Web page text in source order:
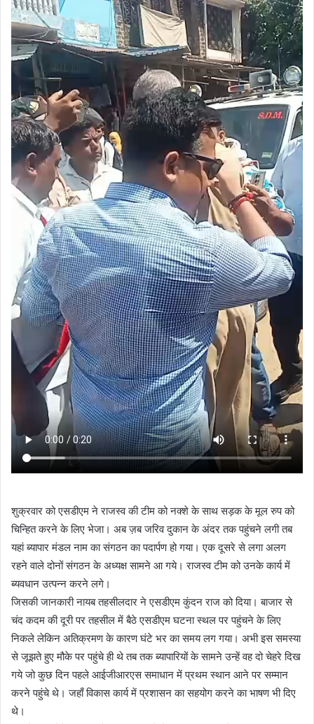
शुक्रवार को एसडीएम ने राजस्व की टीम को नक्शे के साथ सड़क के मूल रुप को
चिन्हित करने के लिए भेजा। अब ज़ब जरिव दुकान के अंदर तक पहुंचने लगी तब
यहां ब्यापार मंडल नाम का संगठन का पदार्पण हो गया। एक दूसरे से लगा अलग
रहने वाले दोनों संगठन के अध्यक्ष सामने आ गये। राजस्व टीम को उनके कार्य में
ब्यवधान उत्पन्न करने लगे।
जिसकी जानकारी नायब तहसीलदार ने एसडीएम कुंदन राज को दिया। बाजार से
चंद कदम की दूरी पर तहसील में बैठे एसडीएम घटना स्थल पर पहुंचने के लिए
निकले लेकिन अतिक्रमण के कारण घंटे भर का समय लग गया। अभी इस समस्या
से जूझते हुए मौके पर पहुंचे ही थे तब तक ब्यापारियों के सामने उन्हें वह दो चेहरे दिख
गये जो कुछ दिन पहले आईजीआरएस समाधान में प्रथम स्थान आने पर सम्मान
करने पहुंचे थे। जहाँ विकास कार्य में प्रशासन का सहयोग करने का भाषण भी दिए
थे।